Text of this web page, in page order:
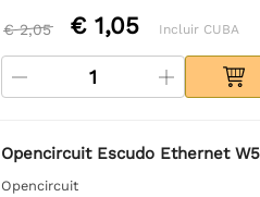
€ 2,05 € 1,05 Incluir CUBA
Opencircuit Escudo Ethernet
Opencircuit